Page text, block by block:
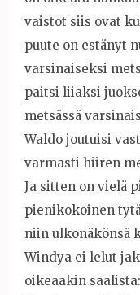
vaistot siis ovat
puute on estänyt
varsinaiseksi
paitsi liiaksi
metsässä
Waldo joutuisi
varmasti hiiren
Ja sitten on vielä
pienikokoinen
niin ulkonäkönsä
Windya ei lelut
oikeaakin